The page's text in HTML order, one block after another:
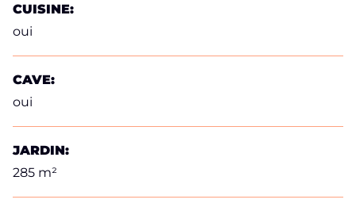
CUISINE:
oui
CAVE:
oui
JARDIN:
285 m²